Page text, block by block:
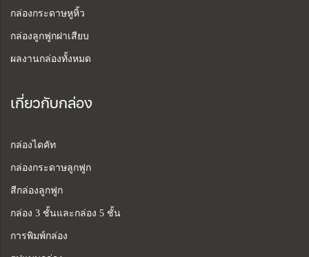
กล่องกระดาษหูหิ้ว
กล่องลูกฟูกฝาเสียบ
ผลงานกล่องทั้งหมด
เกี่ยวกับกล่อง
กล่องไดคัท
กล่องกระดาษลูกฟูก
สีกล่องลูกฟูก
กล่อง 3 ชั้นและกล่อง 5 ชั้น
การพิมพ์กล่อง